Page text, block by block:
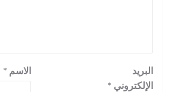
الاسم *
البريد
الإلكتروني *